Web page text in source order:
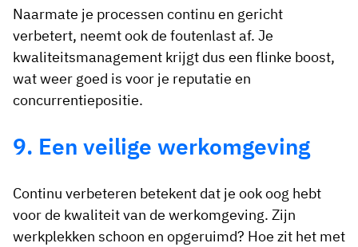
Naarmate je processen continu en gericht
verbetert, neemt ook de foutenlast af. Je
kwaliteitsmanagement krijgt dus een flinke boost,
wat weer goed is voor je reputatie en
concurrentiepositie.
9. Een veilige werkomgeving
Continu verbeteren betekent dat je ook oog hebt
voor de kwaliteit van de werkomgeving. Zijn
werkplekken schoon en opgeruimd? Hoe zit het met